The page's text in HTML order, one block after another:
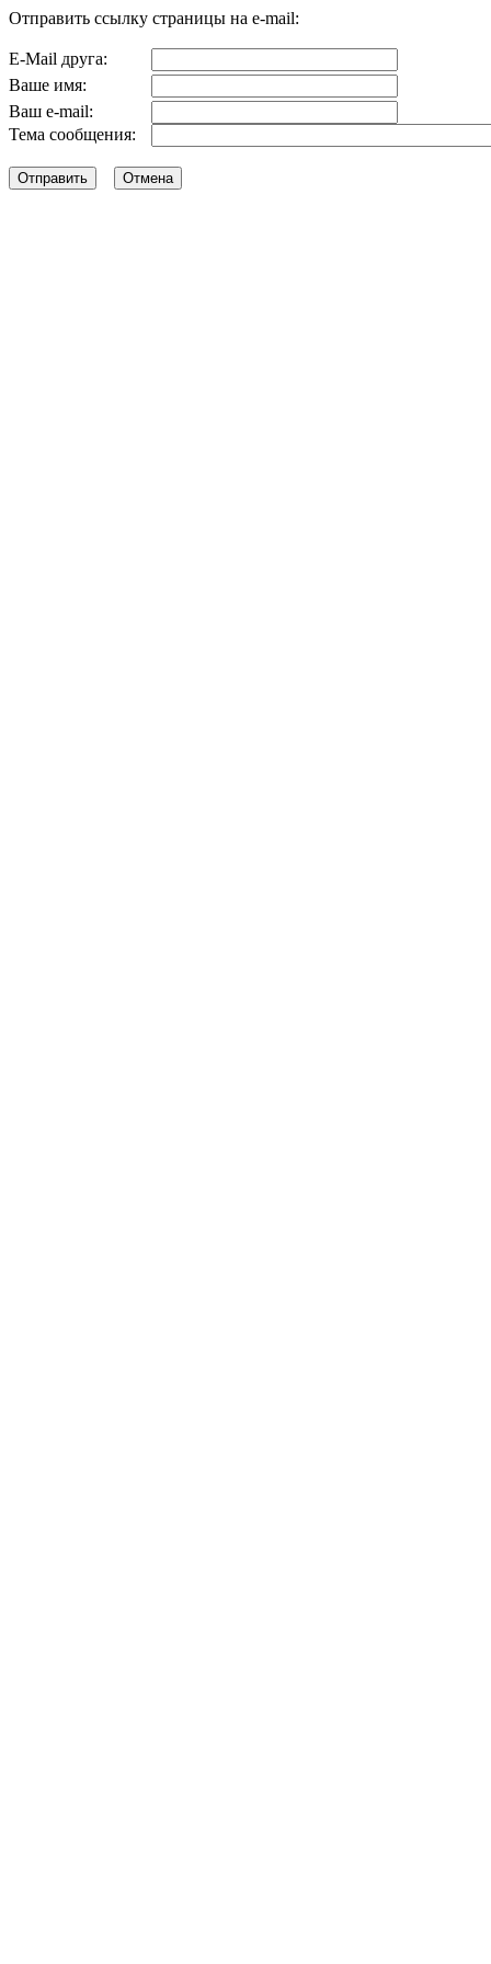
Отправить ссылку страницы на e-mail:
E-Mail друга:
Ваше имя:
Ваш e-mail:
Тема сообщения: